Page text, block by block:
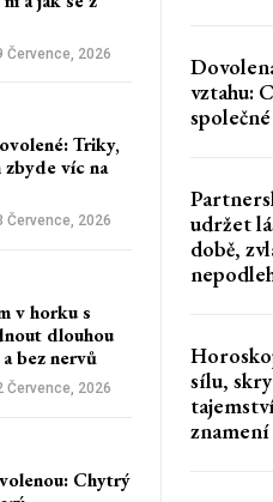
Července, 2026
Triky,
víc na
Července, 2026
v horku s
dlouhou
bez nervů
Července, 2026
Chytrý
vztahu:
udržet
době,
sílu,